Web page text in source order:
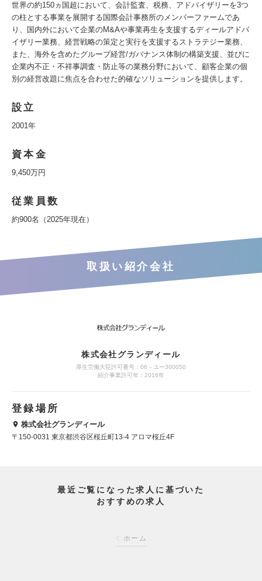
世界の約150ヵ国超において、会計監査、税務、アドバイザリーを3つ
の柱とする事業を展開する国際会計事務所のメンバーファームであ
り、国内外において企業のM&Aや事業再生を支援するディールアドバ
イザリー業務、経営戦略の策定と実行を支援するストラテジー業務、
また、海外を含めたグループ経営/ガバナンス体制の構築支援、並びに
企業内不正・不祥事調査・防止等の業務分野において、顧客企業の個
別の経営改題に焦点を合わせた的確なソリューションを提供します。
設立
2001年
資本金
9,450万円
従業員数
約900名（2025年現在）
取扱い紹介会社
株式会社グランディール
厚生労働大臣許可番号：06－ユー300050
紹介事業許可年：2016年
登録場所
株式会社グランディール
〒150-0031 東京都渋谷区桜丘町13-4 アロマ桜丘4F
最近ご覧になった求人に基づいた
おすすめの求人
ホーム